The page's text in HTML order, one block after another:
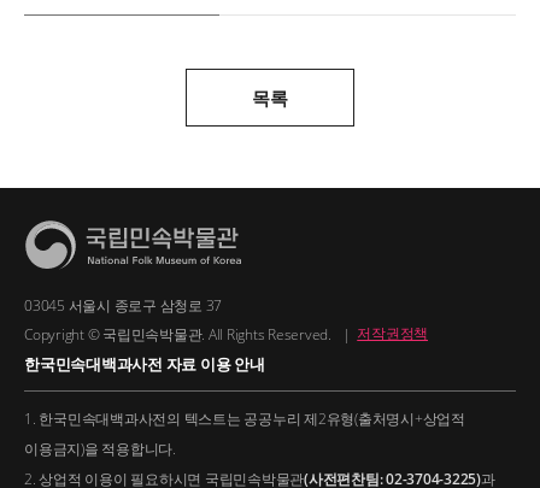
목록
03045 서울시 종로구 삼청로 37
Copyright © 국립민속박물관. All Rights Reserved.
| 저작권정책
한국민속대백과사전 자료 이용 안내
1. 한국민속대백과사전의 텍스트는 공공누리 제2유형(출처명시+상업적
이용금지)을 적용합니다.
2. 상업적 이용이 필요하시면 국립민속박물관(사전편찬팀: 02-3704-3225)과